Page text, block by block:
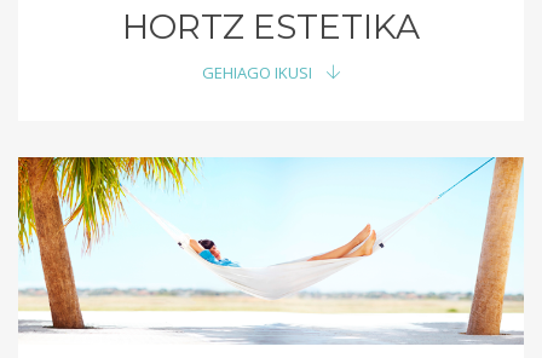
HORTZ ESTETIKA
GEHIAGO IKUSI